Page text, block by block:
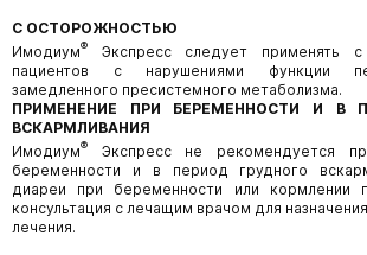
С ОСТОРОЖНОСТЬЮ
Имодиум®
Экспресс следует применять
пациентов с нарушениями функции
замедленного пресистемного метаболизма.
ПРИМЕНЕНИЕ ПРИ БЕРЕМЕННОСТИ И В
ВСКАРМЛИВАНИЯ
Имодиум®
Экспресс не рекомендуется
беременности и в период грудного
диареи при беременности или кормлении
консультация с лечащим врачом для
лечения.